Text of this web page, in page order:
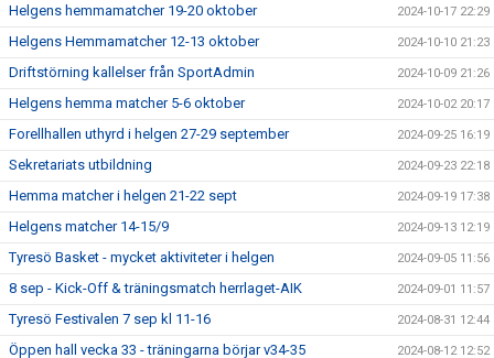
Helgens hemmamatcher 19-20 oktober 2024-10-17 22:29
Helgens Hemmamatcher 12-13 oktober 2024-10-10 21:23
Driftstörning kallelser från SportAdmin 2024-10-09 21:26
Helgens hemma matcher 5-6 oktober 2024-10-02 20:17
Forellhallen uthyrd i helgen 27-29 september 2024-09-25 16:19
Sekretariats utbildning 2024-09-23 22:18
Hemma matcher i helgen 21-22 sept 2024-09-19 17:38
Helgens matcher 14-15/9 2024-09-13 12:19
Tyresö Basket - mycket aktiviteter i helgen 2024-09-05 11:56
8 sep - Kick-Off & träningsmatch herrlaget-AIK 2024-09-01 11:57
Tyresö Festivalen 7 sep kl 11-16 2024-08-31 12:44
Öppen hall vecka 33 - träningarna börjar v34-35 2024-08-12 12:52